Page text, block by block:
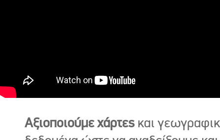
Αξιοποιούμε χάρτες και